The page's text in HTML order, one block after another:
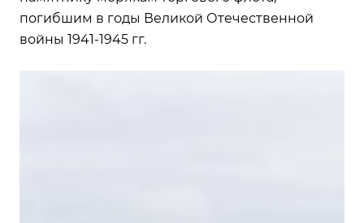
погибшим в годы Великой Отечественной
войны 1941-1945 гг.